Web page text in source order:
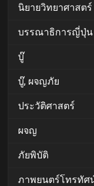
นิยายวิทยาศาสตร์
บรรณาธิการญี่ปุ่น
บู๊
บู๊, ผจญภัย
ประวัติศาสตร์
ผจญ
ภัยพิบัติ
ภาพยนตร์โทรทัศ